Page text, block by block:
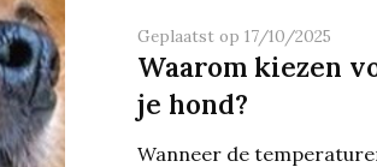
Geplaatst op 17/10/2025
Waarom kiezen
je hond?
Wanneer de